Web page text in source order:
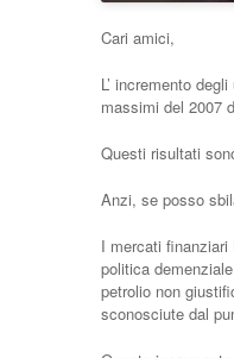
Cari amici,
L’ incremento
massimi del 2007
Questi risultati
Anzi, se posso
I mercati finanziari
politica
petrolio non
sconosciute dal